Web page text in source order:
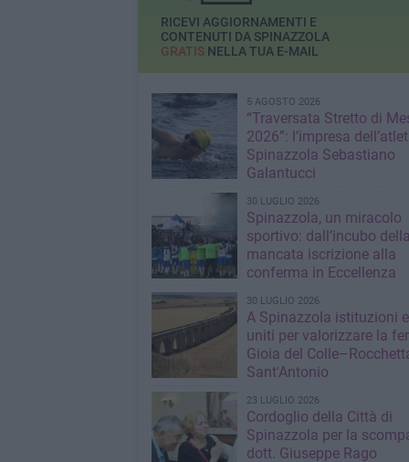
RICEVI AGGIORNAMENTI E
CONTENUTI DA SPINAZZOLA
GRATISNELLA TUA E-MAIL
5 AGOSTO 2026
“Traversata Stretto di
2026”: l’impresa
Spinazzola Sebastiano
Galantucci
30 LUGLIO 2026
Spinazzola, un miracolo
sportivo: dall’incubo della
mancata iscrizione alla
conferma in Eccellenza
30 LUGLIO 2026
A Spinazzola istituzioni
uniti per valorizzare la
Gioia del
Sant'Antonio
23 LUGLIO 2026
Cordoglio della Città di
Spinazzola per la
dott. Giuseppe Rago